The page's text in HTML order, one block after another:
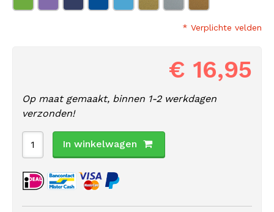
* Verplichte velden
€ 16,95
Op maat gemaakt, binnen 1-2 werkdagen
verzonden!
In winkelwagen